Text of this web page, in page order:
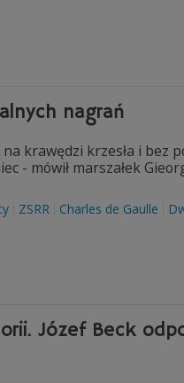
nagrań
krawędzi krzesła i bez
mówił marszałek
ZSRR Charles de Gaulle
Józef Beck